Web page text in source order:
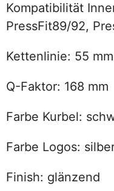
Kompatibilität
PressFit89/92,
Kettenlinie: 55 mm
Q-Faktor: 168 mm
Farbe Kurbel:
Farbe Logos:
Finish: glänzend